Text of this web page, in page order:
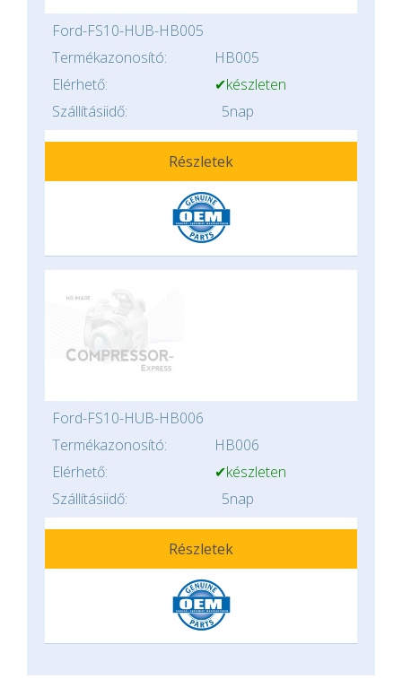
Ford-FS10-HUB-HB005
Termékazonosító:
HB005
Elérhető:
✔készleten
Szállításiidő:
5nap
Részletek
Ford-FS10-HUB-HB006
Termékazonosító:
HB006
Elérhető:
✔készleten
Szállításiidő:
5nap
Részletek